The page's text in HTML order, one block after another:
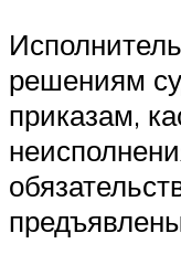
решениям
приказам,